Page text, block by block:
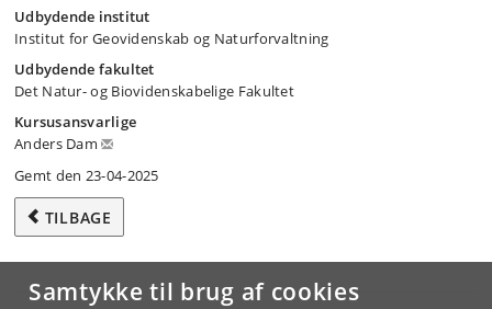
Samtykke til brug af cookies
Udbydende institut
Institut for Geovidenskab og Naturforvaltning
Udbydende fakultet
Det Natur- og Biovidenskabelige Fakultet
Kursusansvarlige
Anders Dam
Gemt den 23-04-2025
TILBAGE